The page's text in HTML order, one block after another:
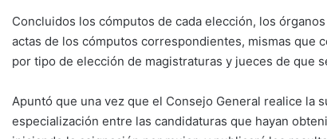
Concluidos los cómputos de cada elección, los
actas de los cómputos correspondientes, mismas que
por tipo de elección de magistraturas y jueces de que
Apuntó que una vez que el Consejo General realice la
especialización entre las candidaturas que hayan